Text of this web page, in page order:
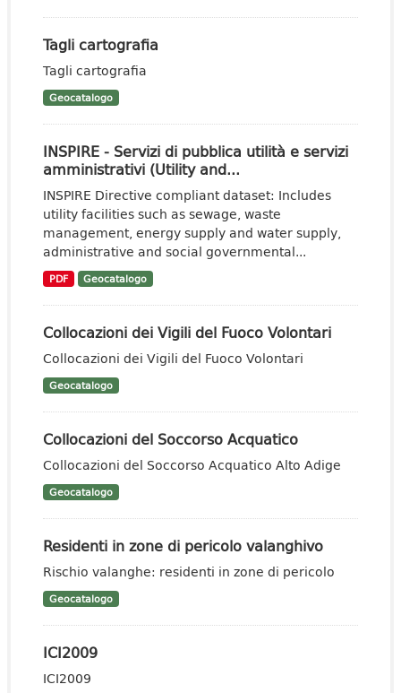
Tagli cartografia
Tagli cartografia
Geocatalogo
INSPIRE - Servizi di pubblica utilità e servizi
amministrativi (Utility and...
INSPIRE Directive compliant dataset: Includes
utility facilities such as sewage, waste
management, energy supply and water supply,
administrative and social governmental...
PDF Geocatalogo
Collocazioni dei Vigili del Fuoco Volontari
Collocazioni dei Vigili del Fuoco Volontari
Geocatalogo
Collocazioni del Soccorso Acquatico
Collocazioni del Soccorso Acquatico Alto Adige
Geocatalogo
Residenti in zone di pericolo valanghivo
Rischio valanghe: residenti in zone di pericolo
Geocatalogo
ICI2009
ICI2009